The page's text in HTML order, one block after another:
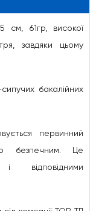
см, 61гр, високої
завдяки цьому
бакалійних
первинний
безпечним. Це
і відповідними